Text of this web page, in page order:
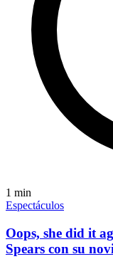
1 min
Espectáculos
Oops, she did it
Spears con su